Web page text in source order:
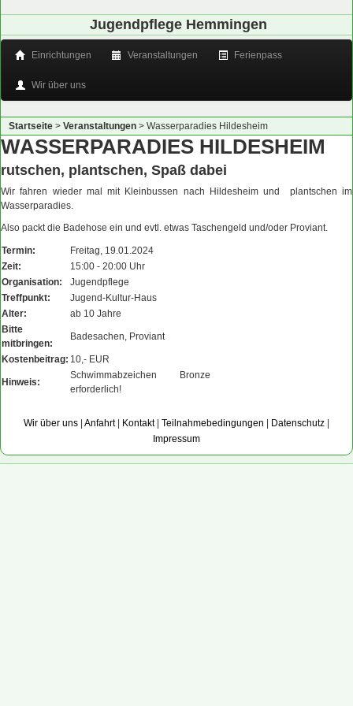
Jugendpflege Hemmingen
Einrichtungen Veranstaltungen Ferienpass
Wir über uns
Startseite > Veranstaltungen > Wasserparadies Hildesheim
WASSERPARADIES HILDESHEIM
rutschen, plantschen, Spaß dabei
Wir fahren wieder mal mit Kleinbussen nach Hildesheim und plantschen im
Wasserparadies.
Also packt die Badehose ein und evtl. etwas Taschengeld und/oder Proviant.
Termin:
Freitag, 19.01.2024
Zeit:
15:00 - 20:00 Uhr
Organisation:
Jugendpflege
Treffpunkt:
Jugend-Kultur-Haus
Alter:
ab 10 Jahre
Bitte
mitbringen:
Badesachen, Proviant
Kostenbeitrag: 10,- EUR
Hinweis:
Schwimmabzeichen Bronze
erforderlich!
Wir über uns Anfahrt| Kontakt| Teilnahmebedingungen Datenschutz
Impressum